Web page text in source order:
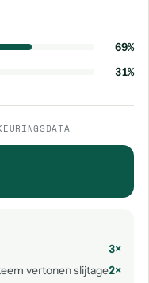
69%
31%
3×
vertonen slijtage2×